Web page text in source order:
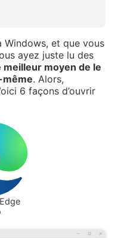
Windows, et que vous
ayez juste lu des
meilleur moyen de le
même. Alors,
6 façons d’ouvrir